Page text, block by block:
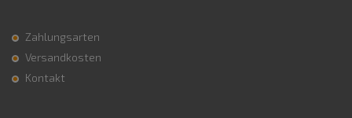
Zahlungsarten
Versandkosten
Kontakt